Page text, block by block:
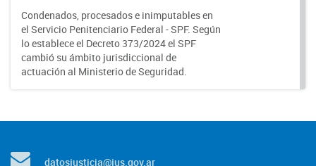
Condenados, procesados e inimputables en
el Servicio Penitenciario Federal - SPF. Según
lo establece el Decreto 373/2024 el SPF
cambió su ámbito jurisdiccional de
actuación al Ministerio de Seguridad.
datosjusticia@jus.gov.ar